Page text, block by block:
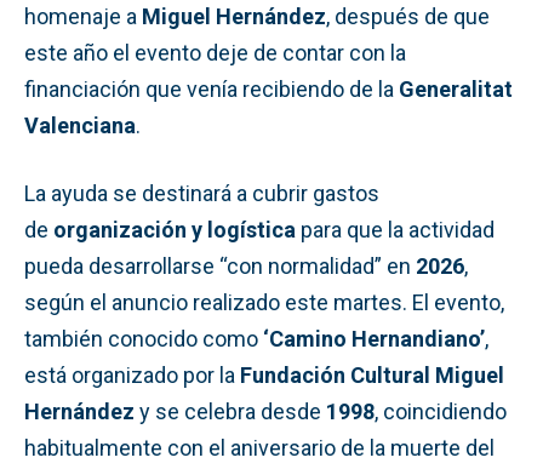
homenaje a Miguel Hernández, después de que
este año el evento deje de contar con la
financiación que venía recibiendo de la Generalitat
Valenciana.
La ayuda se destinará a cubrir gastos
de organización y logística para que la actividad
pueda desarrollarse “con normalidad” en 2026,
según el anuncio realizado este martes. El evento,
también conocido como ‘Camino Hernandiano’,
está organizado por la Fundación Cultural Miguel
Hernández y se celebra desde 1998, coincidiendo
habitualmente con el aniversario de la muerte del